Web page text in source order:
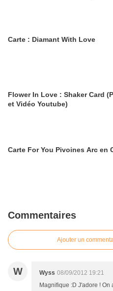
Carte : Diamant With Love
Flower In Love : Shaker Card
et Vidéo Youtube)
Carte For You Pivoines Arc en
Commentaires
Ajouter un
W Wyss 08/09/2012 19:21
Magnifique :D J'adore !